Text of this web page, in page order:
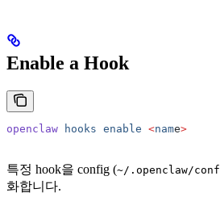
Enable a Hook
openclaw hooks enable <name>
특정 hook을 config (~/.openclaw/
화합니다.